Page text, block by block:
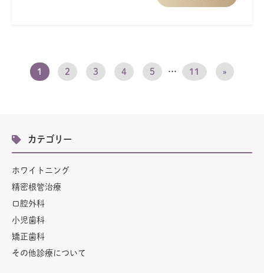
1 2 3 4 5 … 11 »
カテゴリー
ホワイトニング
精密根管治療
口腔外科
小児歯科
矯正歯科
その他診療について